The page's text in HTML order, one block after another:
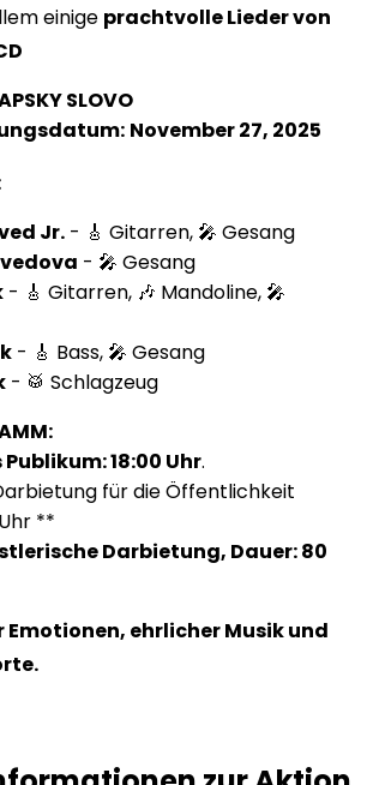
einige prachtvolle Lieder von
SLOVO
November 27, 2025
Jr. - 🎸 Gitarren, 🎤 Gesang
- 🎤 Gesang
- 🎸 Gitarren, 🎶 Mandoline, 🎤
- 🎸 Bass, 🎤 Gesang
- 🥁 Schlagzeug
18:00 Uhr.
für die Öffentlichkeit
**
Darbietung, Dauer: 80
Emotionen, ehrlicher Musik und